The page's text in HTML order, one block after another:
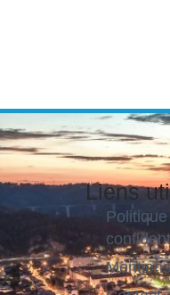
Liens